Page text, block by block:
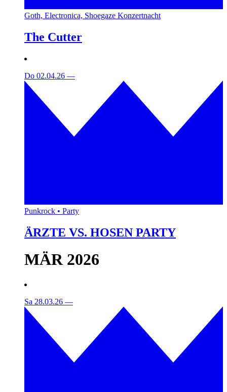
Goth, Electronica, Shoegaze Konzertnacht
The Cutter
Do 02.04.26 —
Punkrock • Party
ÄRZTE VS. HOSEN PARTY
MÄR 2026
Sa 28.03.26 —